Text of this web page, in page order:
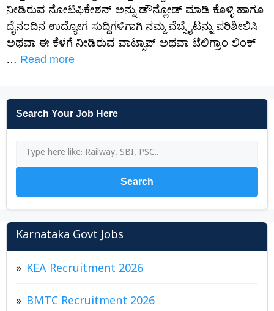
ನೀಡಿರುವ ನೋಟಿಫಿಕೇಶನ್ ಅನ್ನು ಡೌನ್ಲೋಡ್ ಮಾಡಿ ಕೊಳ್ಳಿ ಹಾಗೂ
ದೈನಂದಿನ ಉದ್ಯೋಗ ಸುದ್ದಿಗಳಿಗಾಗಿ ನಮ್ಮ ವೆಬ್ಸೈಟನ್ನು ಪರಿಶೀಲಿಸಿ
ಅಥವಾ ಈ ಕೆಳಗೆ ನೀಡಿರುವ ವಾಟ್ಸಾಪ್ ಅಥವಾ ಟೆಲಿಗ್ರಾಂ ಲಿಂಕ್
… Read more
Search Your Job Here
Search
Karnataka Govt Jobs
KEA Recruitment 2026
BMTC Recruitment 2026